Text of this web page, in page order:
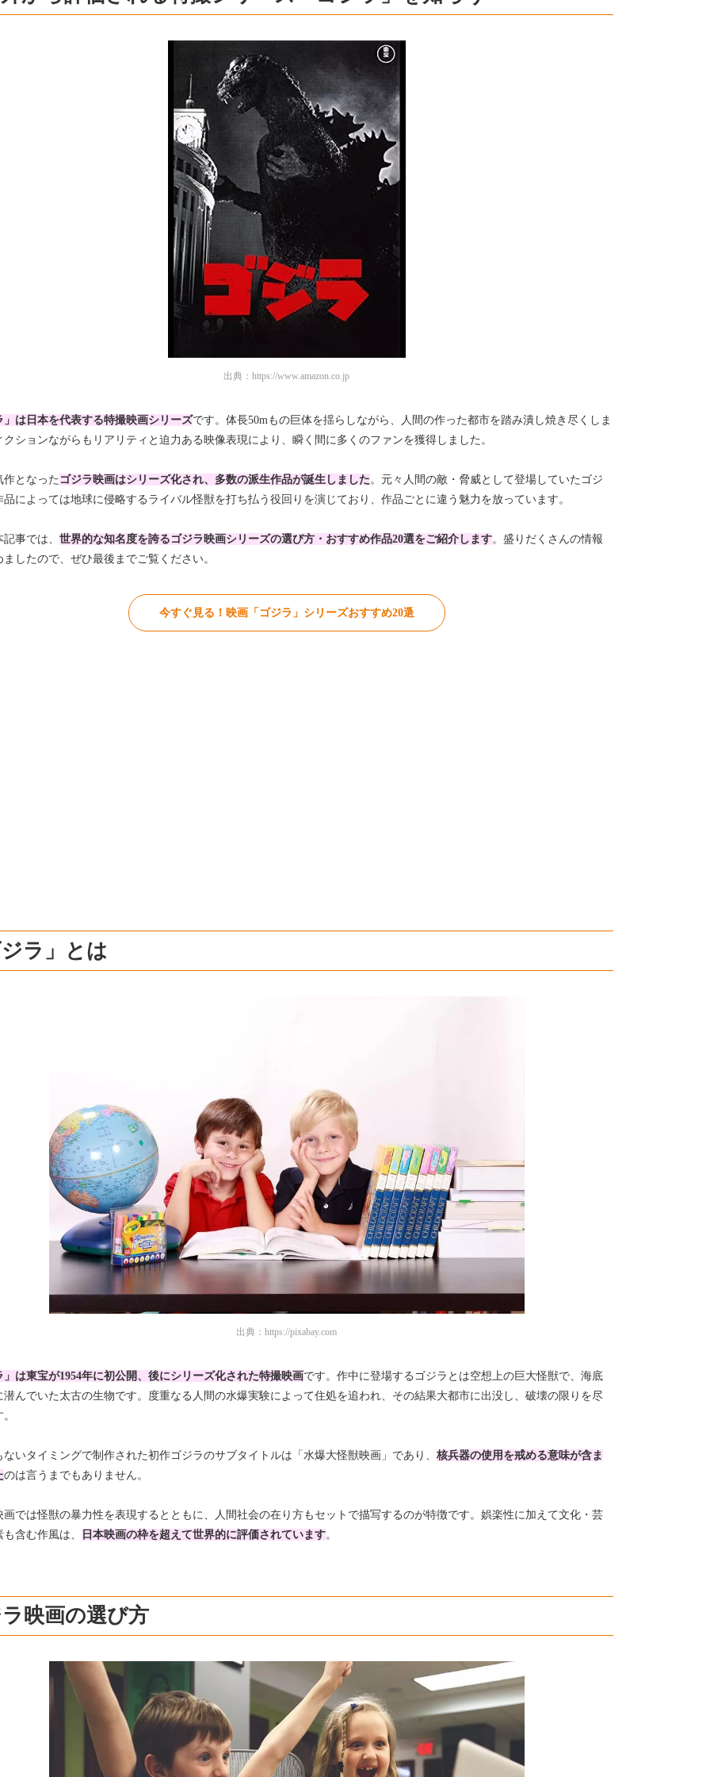
出典： https://www.amazon.co.jp
」は日本を代表する特撮映画シリーズです。体長50mもの巨体を揺らしながら、人間の作った都市を踏み潰し焼き尽くしま
クションながらもリアリティと迫力ある映像表現により、瞬く間に多くのファンを獲得しました。
作となった ゴジラ映画はシリーズ化され、多数の派生作品が誕生しました。元々人間の敵・脅威として登場していたゴジ
品によっては地球に侵略するライバル怪獣を打ち払う役回りを演じており、作品ごとに違う魅力を放っています。
事では、 世界的な知名度を誇るゴジラ映画シリーズの選び方・おすすめ作品20選をご紹介します。盛りだくさんの情報
ましたので、ぜひ最後までご覧ください。
今すぐ見る！映画「ゴジラ」シリーズおすすめ20選
ラ」とは
出典： https://pixabay.com
」は東宝が1954年に初公開、後にシリーズ化された特撮映画です。作中に登場するゴジラとは空想上の巨大怪獣で、海底
潜んでいた太古の生物です。度重なる人間の水爆実験によって住処を追われ、その結果大都市に出没し、破壊の限りを尽
ないタイミングで制作された初作ゴジラのサブタイトルは「水爆大怪獣映画」であり、 核兵器の使用を戒める意味が含ま
のは言うまでもありません。
画では怪獣の暴力性を表現するとともに、人間社会の在り方もセットで描写するのが特徴です。娯楽性に加えて文化・芸
含む作風は、
日本映画の枠を超えて世界的に評価されています。
映画の選び方